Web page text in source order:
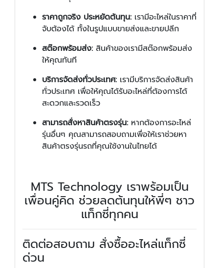
ราคาถูกจริง ประหยัดต้นทุน: เรามีอะไหล่ในราคาที่
จับต้องได้ ทั้งในรูปแบบขายส่งและขายปลีก
สต๊อกพร้อมส่ง: สินค้าของเรามีสต๊อกพร้อมส่ง
ให้คุณทันที
บริการจัดส่งทั่วประเทศ: เรามีบริการจัดส่งสินค้า
ทั่วประเทศ เพื่อให้คุณได้รับอะไหล่ที่ต้องการได้
สะดวกและรวดเร็ว
สามารถสั่งหาสินค้าตรงรุ่น: หากต้องการอะไหล่
รุ่นอื่นๆ คุณสามารถสอบถามเพื่อให้เราช่วยหา
สินค้าตรงรุ่นรถที่คุณใช้งานในไทยได้
MTS Technology เราพร้อมเป็น
เพื่อนคู่คิด ช่วยลดต้นทุนให้พี่ๆ ชาว
แท็กซี่ทุกคน
ติดต่อสอบถาม สั่งซื้ออะไหล่แท็กซี่
ด่วน